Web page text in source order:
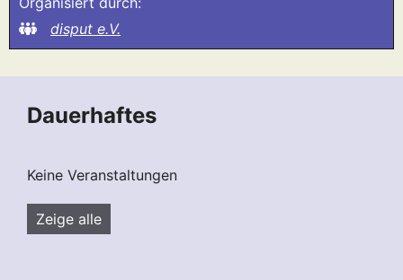
disput e.V.
Dauerhaftes
Keine Veranstaltungen
Zeige alle